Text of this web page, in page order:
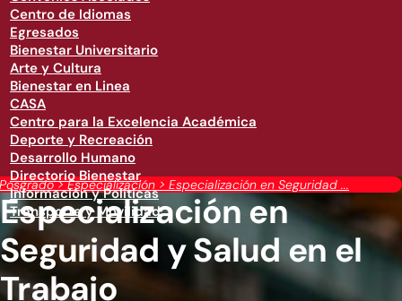
Centro de Idiomas
Egresados
Bienestar Universitario
Arte y Cultura
Bienestar en Linea
CASA
Centro para la Excelencia Académica
Deporte y Recreación
Desarrollo Humano
Directorio Bienestar
Información y Políticas
Transporte y Movilidad
Posgrado>Especialización > Especialización en Seguridad ...
Especialización en
Seguridad y Salud en el
Trabajo